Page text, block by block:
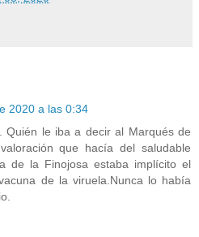
2020 a las 0:34
Quién le iba a decir al Marqués de
que hacía del saludable
de la Finojosa estaba implícito el
de la viruela.Nunca lo había